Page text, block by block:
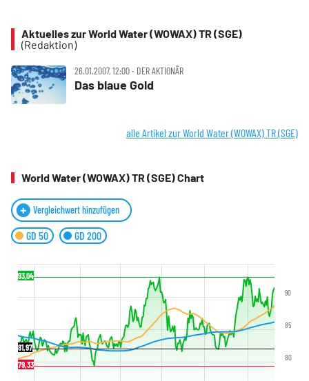
Aktuelles zur World Water (WOWAX) TR (SGE)
(Redaktion)
26.01.2007, 12:00 ‧ DER AKTIONÄR
Das blaue Gold
alle Artikel zur World Water (WOWAX) TR (SGE)
World Water (WOWAX) TR (SGE) Chart
Vergleichwert hinzufügen
GD 50 GD 200
80
85
90
81,97
79,33
93,04